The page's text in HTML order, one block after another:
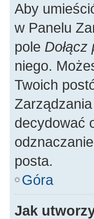
Aby
w Panelu
pole Dołącz
niego.
Twoich
decydować
posta.
Góra
Jak